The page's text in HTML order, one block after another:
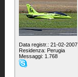
Data registr.: 21-02-2007
Residenza: Perugia
Messaggi: 1.768